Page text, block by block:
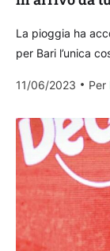
La pioggia ha
per Bari l’unica
11/06/2023
Per